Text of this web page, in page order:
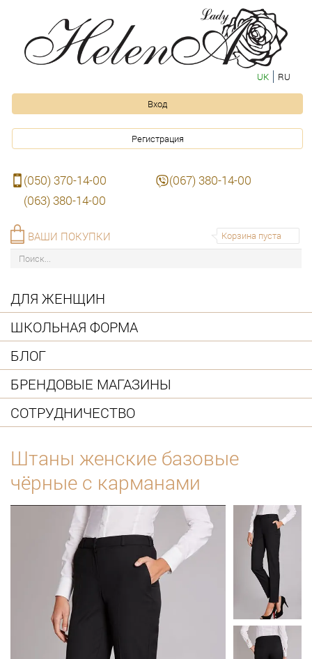
UK RU
Вход
Регистрация
(050) 370-14-00
(067) 380-14-00
(063) 380-14-00
Корзина пуста
ВАШИ ПОКУПКИ
ДЛЯ ЖЕНЩИН
ШКОЛЬНАЯ ФОРМА
БЛОГ
БРЕНДОВЫЕ МАГАЗИНЫ
СОТРУДНИЧЕСТВО
Штаны женские базовые
чёрные с карманами